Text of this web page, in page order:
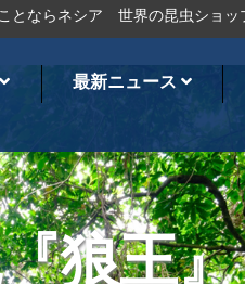
ネシア 世界の昆虫ショップ オ
最新ニュース
狼王』